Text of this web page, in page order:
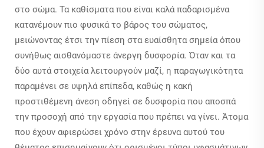
στο σώμα. Τα καθίσματα που είναι καλά παδαρισμένα
κατανέμουν πιο φυσικά το βάρος του σώματος,
μειώνοντας έτσι την πίεση στα ευαίσθητα σημεία όπου
συνήθως αισθανόμαστε άνεργη δυσφορία. Όταν και τα
δύο αυτά στοιχεία λειτουργούν μαζί, η παραγωγικότητα
παραμένει σε υψηλά επίπεδα, καθώς η κακή
προστιθέμενη άνεση οδηγεί σε δυσφορία που αποσπά
την προσοχή από την εργασία που πρέπει να γίνει. Άτομα
που έχουν αφιερώσει χρόνο στην έρευνα αυτού του